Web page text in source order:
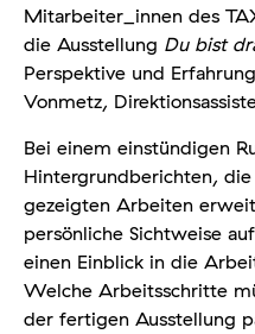
Mitarbeiter_innen des
die Ausstellung Du bist
Perspektive und
Vonmetz,
Bei einem einstündigen
Hintergrundberichten,
gezeigten Arbeiten
persönliche Sichtweise
einen Einblick in die
Welche Arbeitsschritte
der fertigen Ausstellung